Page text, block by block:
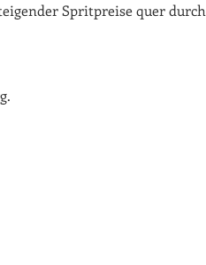
Spritpreise quer durch